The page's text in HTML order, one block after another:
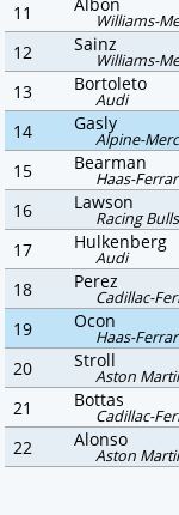
11
Williams-
12
Sainz
Williams-
13
Bortoleto
Audi
14
Gasly
Alpine-
15
Bearman
Haas-
16
Lawson
Racing
17
Hulkenberg
Audi
18
Perez
Cadillac-
19
Ocon
Haas-
20
Stroll
Aston
21
Bottas
Cadillac-
22
Alonso
Aston